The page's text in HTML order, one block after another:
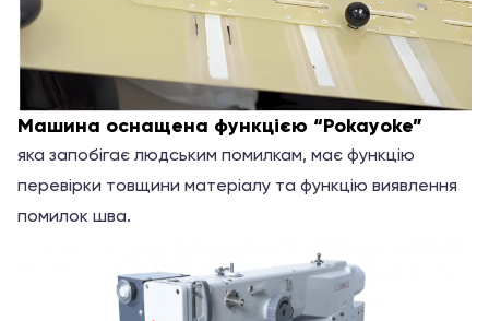
Машина оснащена функцією “Pokayoke”
яка запобігає людським помилкам, має функцію
перевірки товщини матеріалу та функцію виявлення
помилок шва.